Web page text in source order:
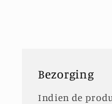
Bezorging
Indien de